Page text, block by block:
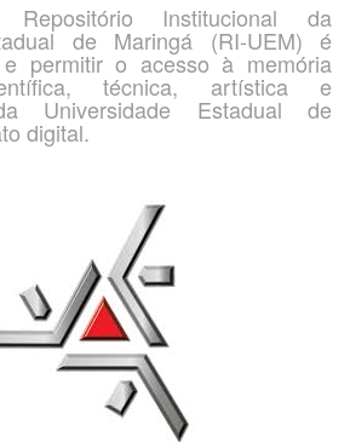
Institucional da
de Maringá (RI-UEM) é
permitir o acesso à memória
técnica, artística e
Universidade Estadual de
digital.